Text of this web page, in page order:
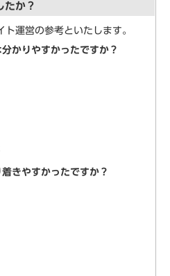
たか？
運営の参考といたします。
かりやすかったですか？
きやすかったですか？